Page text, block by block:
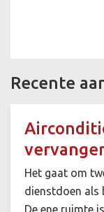
Recente
Het gaat om
dienstdoen als
De ene ruimte